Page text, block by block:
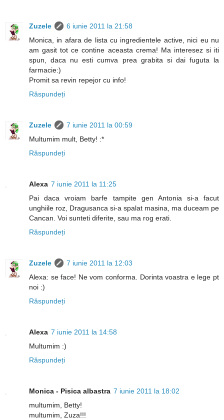
Zuzele
6 iunie 2011 la 21:58
Monica, in afara de lista cu ingredientele active, nici eu nu
am gasit tot ce contine aceasta crema! Ma interesez si iti
spun, daca nu esti cumva prea grabita si dai fuguta la
farmacie:)
Promit sa revin repejor cu info!
Răspundeți
Zuzele
7 iunie 2011 la 00:59
Multumim mult, Betty! :*
Răspundeți
Alexa 7 iunie 2011 la 11:25
Pai daca vroiam barfe tampite gen Antonia si-a facut
unghiile roz, Dragusanca si-a spalat masina, ma duceam pe
Cancan. Voi sunteti diferite, sau ma rog erati.
Răspundeți
Zuzele
7 iunie 2011 la 12:03
Alexa: se face! Ne vom conforma. Dorinta voastra e lege pt
noi :)
Răspundeți
Alexa 7 iunie 2011 la 14:58
Multumim :)
Răspundeți
Monica - Pisica albastra 7 iunie 2011 la 18:02
multumim, Betty!
multumim, Zuza!!!